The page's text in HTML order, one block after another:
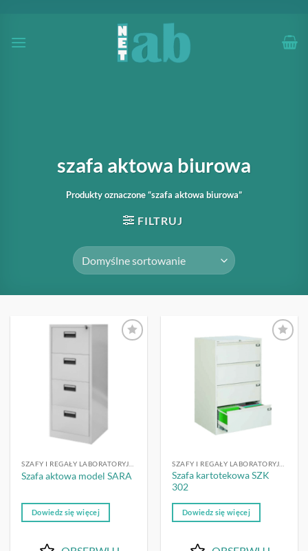
zawartości
szafa aktowa biurowa
Produkty oznaczone “szafa aktowa biurowa”
FILTRUJ
SZAFY I REGAŁY LABORATORYJNE
Szafa aktowa model SARA
Dowiedz się więcej
OBSERWUJ
SZAFY I REGAŁY LABORATORYJNE
Szafa kartotekowa SZK
302
Dowiedz się więcej